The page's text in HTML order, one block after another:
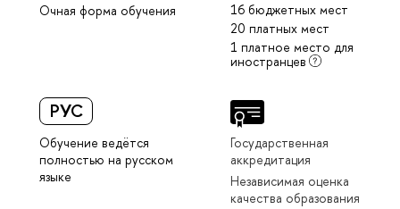
Очная форма обучения
16 бюджетных мест
20 платных мест
1 платное место для
иностранцев
РУС
Обучение ведётся
полностью на русском
языке
Государственная
аккредитация
Независимая оценка
качества образования